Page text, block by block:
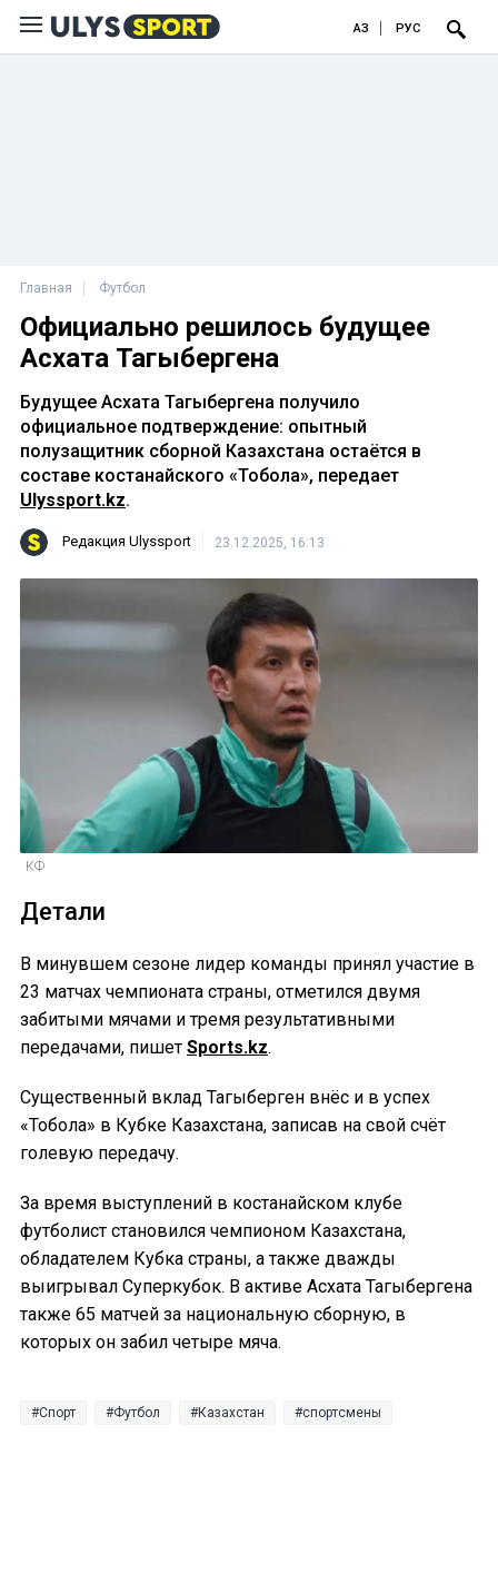
ҚАЗ РУС
Главная Футбол
Официально решилось будущее
Асхата Тагыбергена
Будущее Асхата Тагыбергена получило
официальное подтверждение: опытный
полузащитник сборной Казахстана остаётся в
составе костанайского «Тобола», передает
Ulyssport.kz.
Редакция Ulyssport 23.12.2025, 16:13
КФ
Детали
В минувшем сезоне лидер команды принял участие в
23 матчах чемпионата страны, отметился двумя
забитыми мячами и тремя результативными
передачами, пишет Sports.kz.
Существенный вклад Тагыберген внёс и в успех
«Тобола» в Кубке Казахстана, записав на свой счёт
голевую передачу.
За время выступлений в костанайском клубе
футболист становился чемпионом Казахстана,
обладателем Кубка страны, а также дважды
выигрывал Суперкубок. В активе Асхата Тагыбергена
также 65 матчей за национальную сборную, в
которых он забил четыре мяча.
Спорт Футбол Казахстан спортсмены